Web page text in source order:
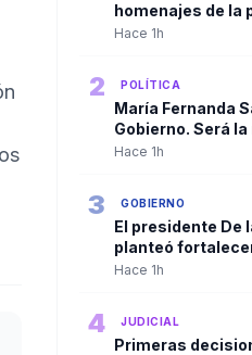
homenajes de la
presidencial de
Hace 1h
2 POLÍTICA
María Fernanda
Gobierno. Será la
viceministra de
Hace 1h
3 GOBIERNO
El presidente De
planteó
ampliar la
Hace 1h
4 JUDICIAL
Primeras